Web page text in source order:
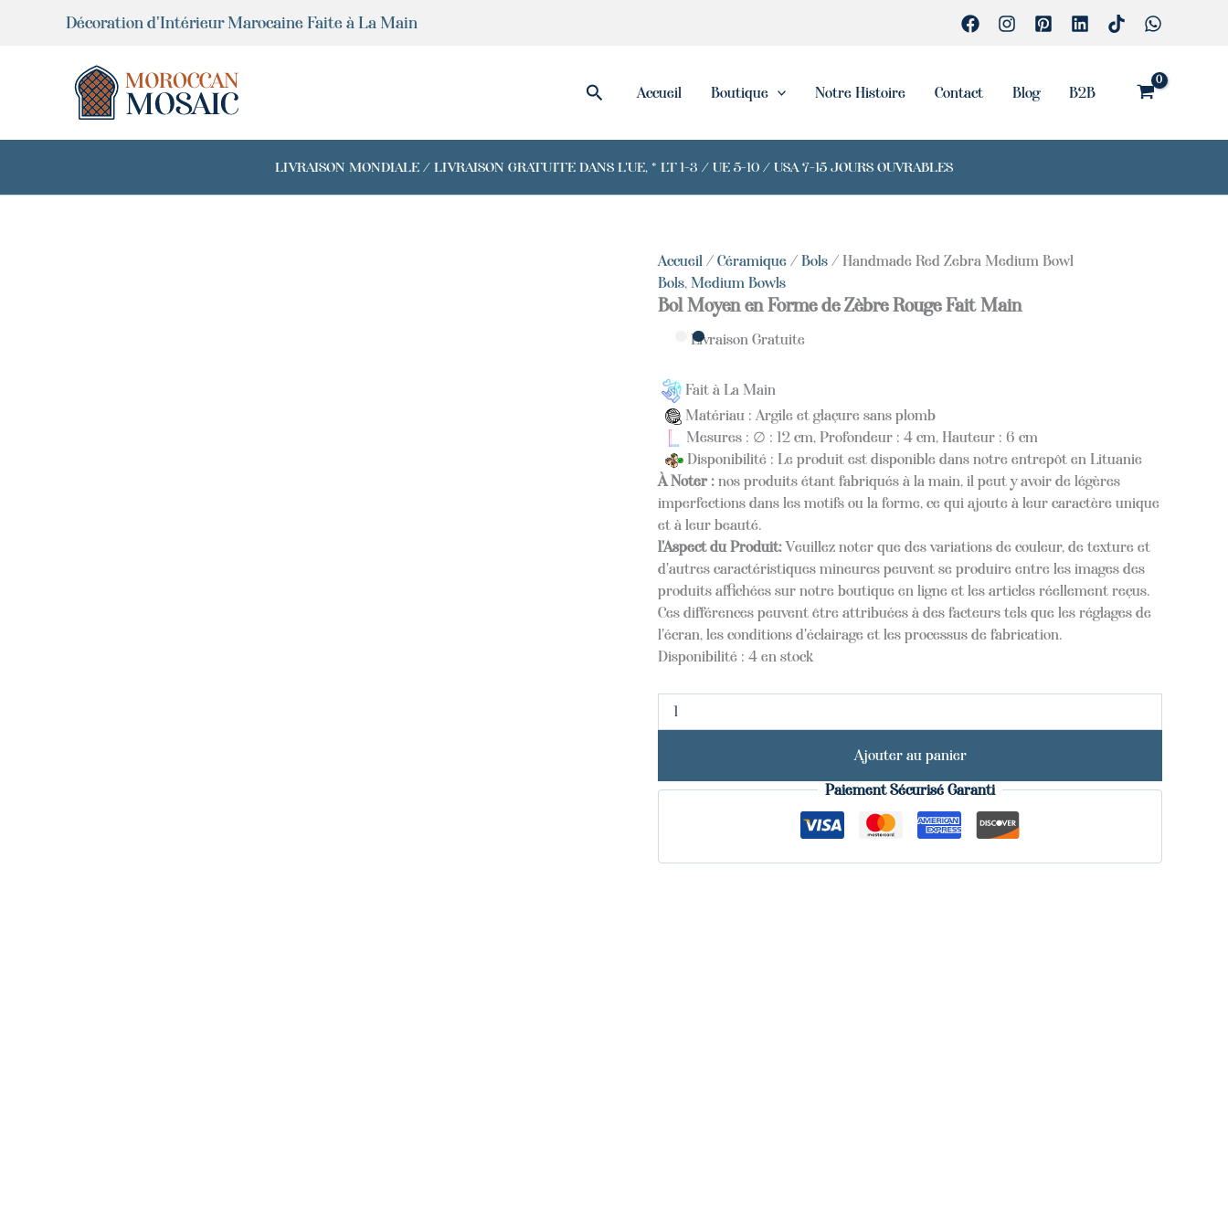
Décoration d'Intérieur Marocaine Faite à La Main
Rechercher
Accueil Boutique Notre Histoire Contact Blog B2B
LIVRAISON MONDIALE / LIVRAISON GRATUITE DANS L'UE, * LT 1-3 / UE 5-10 / USA 7-15 JOURS OUVRABLES
Accueil / Céramique / Bols / Handmade Red Zebra Medium Bowl
Bols, Medium Bowls
Bol Moyen en Forme de Zèbre Rouge Fait Main
Livraison Gratuite
Fait à La Main
Matériau : Argile et glaçure sans plomb
Mesures : ∅ : 12 cm, Profondeur : 4 cm, Hauteur : 6 cm
Disponibilité : Le produit est disponible dans notre entrepôt en Lituanie
À Noter : nos produits étant fabriqués à la main, il peut y avoir de légères
imperfections dans les motifs ou la forme, ce qui ajoute à leur caractère unique
et à leur beauté.
l'Aspect du Produit:Veuillez noter que des variations de couleur, de texture et
d'autres caractéristiques mineures peuvent se produire entre les images des
produits affichées sur notre boutique en ligne et les articles réellement reçus.
Ces différences peuvent être attribuées à des facteurs tels que les réglages de
l'écran, les conditions d'éclairage et les processus de fabrication.
Disponibilité : 4 en stock
Medium
Ajouter au panier
Paiement Sécurisé Garanti